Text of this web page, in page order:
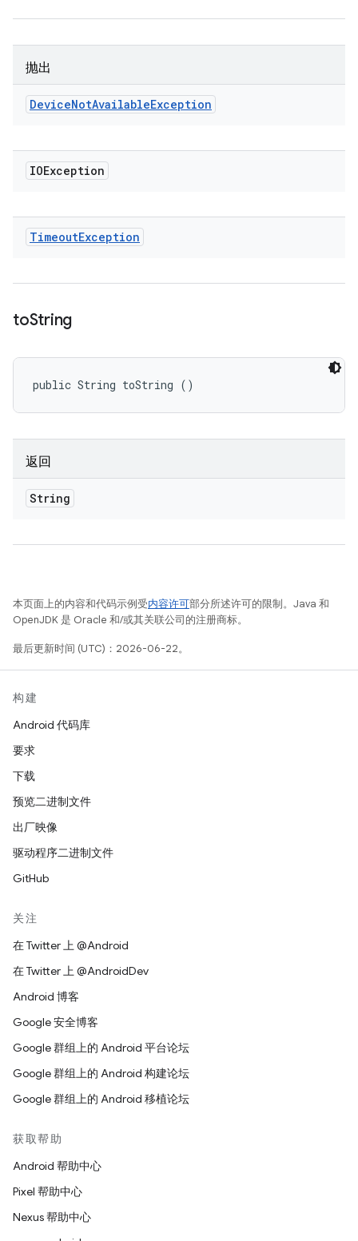
抛出
DeviceNotAvailableException
IOException
TimeoutException
toString
public String toString ()
返回
String
本页面上的内容和代码示例受内容许可部分所述许可的限制。Java 和
OpenJDK 是 Oracle 和/或其关联公司的注册商标。
最后更新时间 (UTC)：2026-06-22。
构建
Android 代码库
要求
下载
预览二进制文件
出厂映像
驱动程序二进制文件
GitHub
关注
在 Twitter 上 @Android
在 Twitter 上 @AndroidDev
Android 博客
Google 安全博客
Google 群组上的 Android 平台论坛
Google 群组上的 Android 构建论坛
Google 群组上的 Android 移植论坛
获取帮助
Android 帮助中心
Pixel 帮助中心
Nexus 帮助中心